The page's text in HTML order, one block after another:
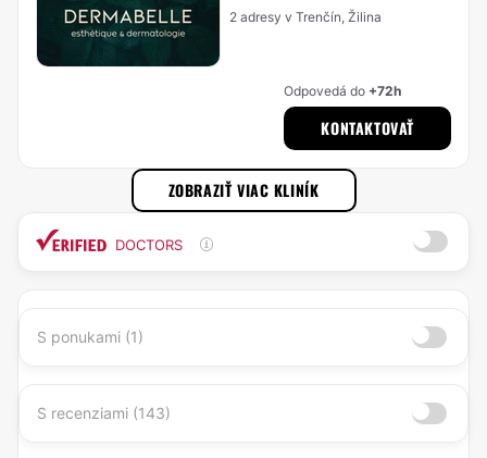
2 adresy v Trenčín, Žilina
Odpovedá do +72h
KONTAKTOVAŤ
ZOBRAZIŤ VIAC KLINÍK
DOCTORS
S ponukami (1)
S recenziami (143)